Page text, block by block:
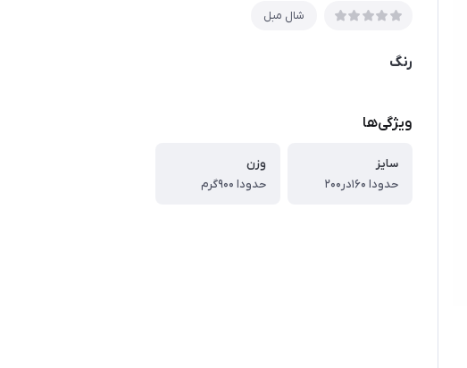
شال مبل
رنگ
ویژگی‌ها
سایز
حدودا ۱۶۰در۲۰۰
وزن
حدودا ۹۰۰گرم